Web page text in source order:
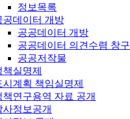
정보목록
공데이터 개방
공공데이터 개방
공공데이터 의견수렴 창구
공공저작물
책실명제
시계획 책임실명제
책연구용역 자료 공개
사정보공개